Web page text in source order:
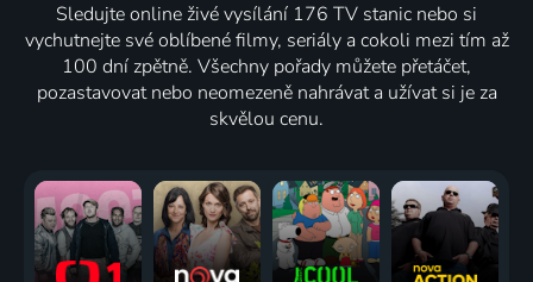
Sledujte online živé vysílání 176 TV stanic nebo si
vychutnejte své oblíbené filmy, seriály a cokoli mezi tím až
100 dní zpětně. Všechny pořady můžete přetáčet,
pozastavovat nebo neomezeně nahrávat a užívat si je za
skvělou cenu.